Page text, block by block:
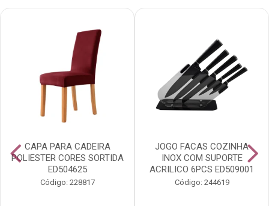
CAPA PARA CADEIRA
POLIESTER CORES SORTIDA
ED504625
Código: 228817
JOGO FACAS COZINHA
INOX COM SUPORTE
ACRILICO 6PCS ED509001
Código: 244619